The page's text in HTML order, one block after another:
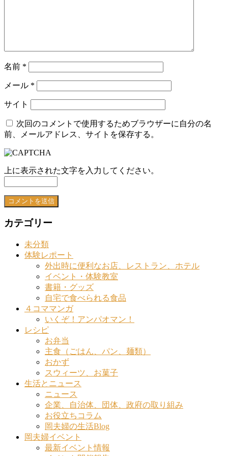
名前 *
メール *
サイト
次回のコメントで使用するためブラウザーに自分の名
前、メールアドレス、サイトを保存する。
上に表示された文字を入力してください。
カテゴリー
未分類
体験レポート
外出時に便利なお店、レストラン、ホテル
イベント・体験教室
書籍・グッズ
自宅で食べられる食品
４コママンガ
いくぞ！アンパオマン！
レシピ
お弁当
主食（ごはん、パン、麺類）
おかず
スウィーツ、お菓子
生活とニュース
ニュース
企業、自治体、団体、政府の取り組み
お役立ちコラム
岡夫婦の生活Blog
岡夫婦イベント
最新イベント情報